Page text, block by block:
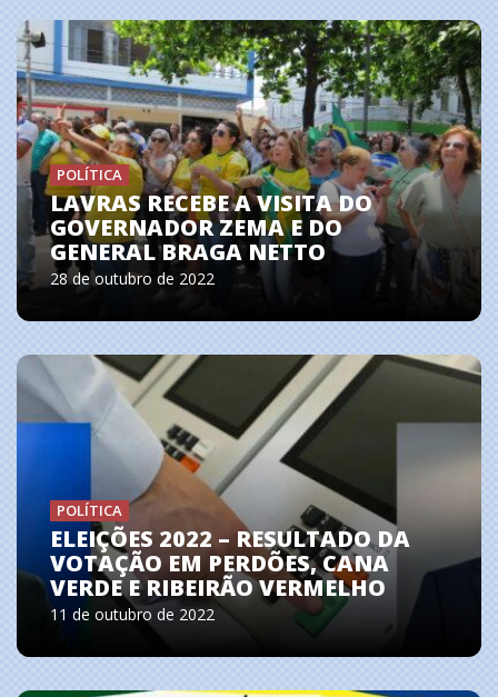
POLÍTICA
LAVRAS RECEBE A VISITA DO
GOVERNADOR ZEMA E DO
GENERAL BRAGA NETTO
28 de outubro de 2022
POLÍTICA
ELEIÇÕES 2022 – RESULTADO DA
VOTAÇÃO EM PERDÕES, CANA
VERDE E RIBEIRÃO VERMELHO
11 de outubro de 2022